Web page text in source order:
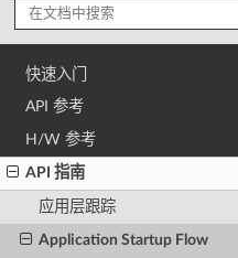
快速入门
API 参考
H/W 参考
API 指南
应用层跟踪
Application Startup Flow